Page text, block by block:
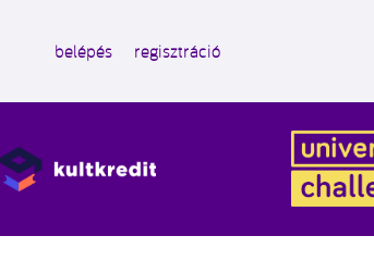
belépés regisztráció